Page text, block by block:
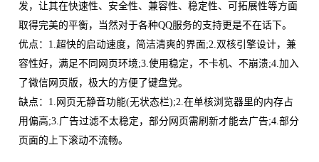
发，让其在快速性、安全性、兼容性、稳定性、可拓展性等方面
取得完美的平衡，当然对于各种QQ服务的支持更是不在话下。
优点：1.超快的启动速度，简洁清爽的界面;2.双核引擎设计，兼
容性好，满足不同网页环境;3.使用稳定，不卡机、不崩溃;4.加入
了微信网页版，极大的方便了键盘党。
缺点：1.网页无静音功能(无状态栏);2.在单核浏览器里的内存占
用偏高;3.广告过滤不太稳定，部分网页需刷新才能去广告;4.部分
页面的上下滚动不流畅。